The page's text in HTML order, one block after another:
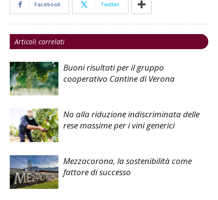
Facebook Twitter
Articoli correlati
Buoni risultati per il gruppo
cooperativo Cantine di Verona
No alla riduzione indiscriminata delle
rese massime per i vini generici
Mezzacorona, la sostenibilità come
fattore di successo